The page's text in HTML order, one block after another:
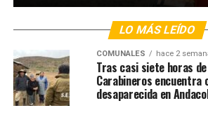
LO MÁS LEÍDO
COMUNALES hace 2
Tras casi siete horas
Carabineros encuentra
desaparecida en